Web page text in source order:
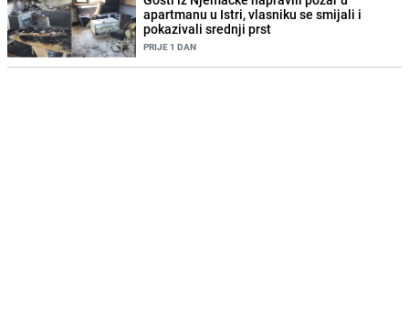
apartmanu u Istri, vlasniku se smijali i
pokazivali srednji prst
PRIJE 1 DAN